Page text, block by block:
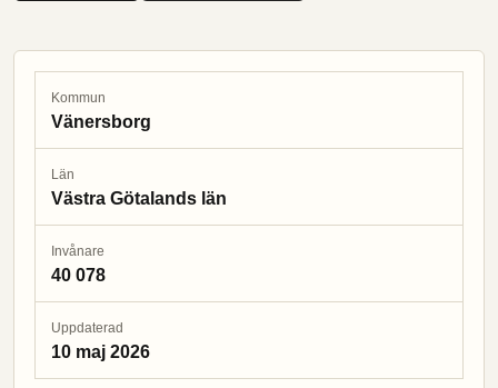
Kommun
Vänersborg
Län
Västra Götalands län
Invånare
40 078
Uppdaterad
10 maj 2026